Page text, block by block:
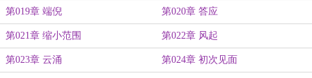
第019章 端倪 第020章 答应
第021章 缩小范围 第022章 风起
第023章 云涌 第024章 初次见面